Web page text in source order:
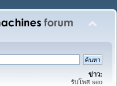
ข่าว:
รับโพส seo